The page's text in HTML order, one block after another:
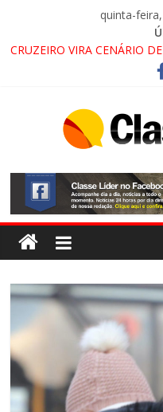
quinta-
CRUZEIRO VIRA CENÁRIO
PROMOTOR DO GAECO
ACESSO À APARECIDA NA
ALTERNATIVAS
LORENA,
PELA FÁBRICA DA COCA-